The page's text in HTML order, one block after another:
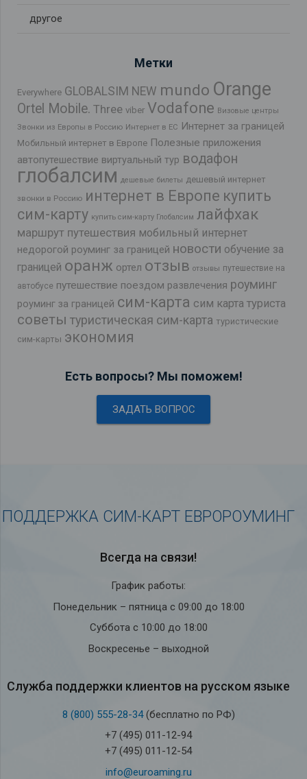
другое
Метки
Everywhere GLOBALSIM NEW mundo Orange
Ortel Mobile. Three viber Vodafone Визовые центры
Звонки из Европы в Россию Интернет в ЕС Интернет за границей
Мобильный интернет в Европе Полезные приложения
автопутешествие виртуальный тур водафон
глобалсим дешевые билеты дешевый интернет
звонки в Россию интернет в Европе купить
сим-карту купить сим-карту Глобалсим лайфхак
маршрут путешествия мобильный интернет
недорогой роуминг за границей новости обучение за
границей оранж ортел отзыв отзывы путешествие на
автобусе путешествие поездом развлечения роуминг
роуминг за границей сим-карта сим карта туриста
советы туристическая сим-карта туристические
сим-карты экономия
Есть вопросы? Мы поможем!
ЗАДАТЬ ВОПРОС
ПОДДЕРЖКА СИМ-КАРТ ЕВРОРОУМИНГ
Всегда на связи!
График работы:
Понедельник – пятница с 09:00 до 18:00
Суббота с 10:00 до 18:00
Воскресенье – выходной
Служба под­держки кли­ен­тов на рус­ском языке
8 (800) 555-28-34(бесплатно по РФ)
+7 (495) 011-12-94
+7 (495) 011-12-54
info@euroaming.ru